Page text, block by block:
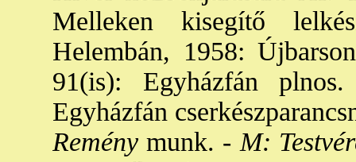
Melleken kisegítő
Helembán, 1958:
91(is): Egyházfán
Egyházfán
Reménymunk. - M: